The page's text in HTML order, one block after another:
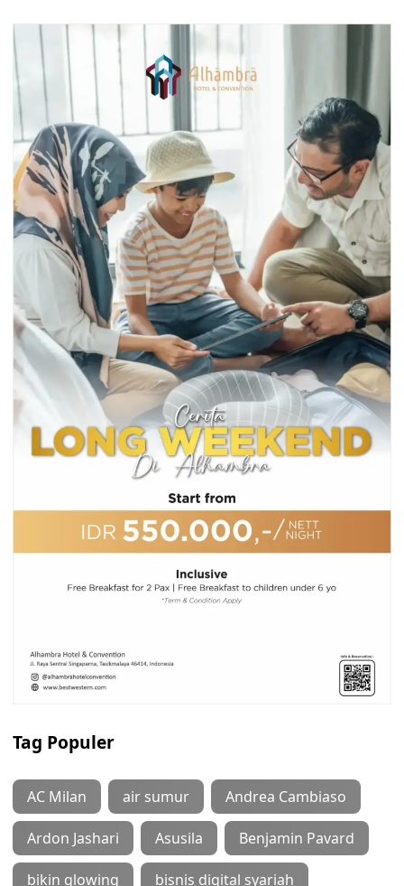
Tag Populer
AC Milan air sumur Andrea Cambiaso
Ardon Jashari Asusila Benjamin Pavard
bikin glowing bisnis digital syariah